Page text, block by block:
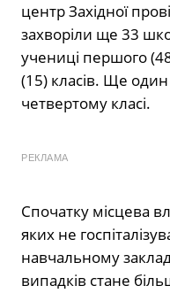
центр Західної
захворіли ще 33
учениці першого
(15) класів. Ще
четвертому класі.
РЕКЛАМА
Спочатку місцева
яких не
навчальному
випадків стане